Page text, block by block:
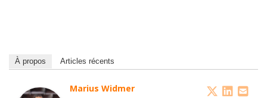
À propos Articles récents
Marius Widmer